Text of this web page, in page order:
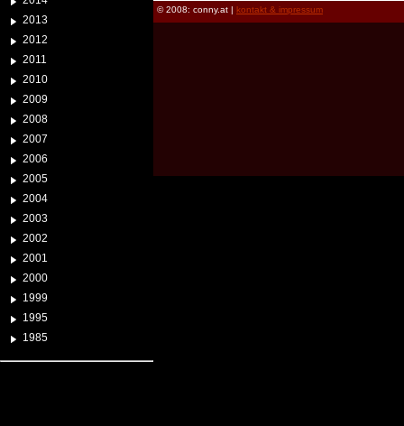
2013
2012
2011
2010
2009
2008
2007
2006
2005
2004
2003
2002
2001
2000
1999
1995
1985
© 2008: conny.at | kontakt & impressum